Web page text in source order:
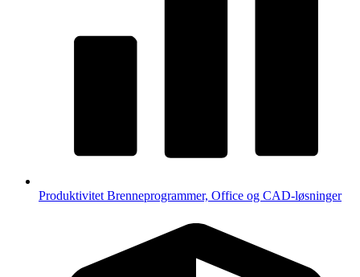
Produktivitet Brenneprogrammer, Office og CAD-løsninger